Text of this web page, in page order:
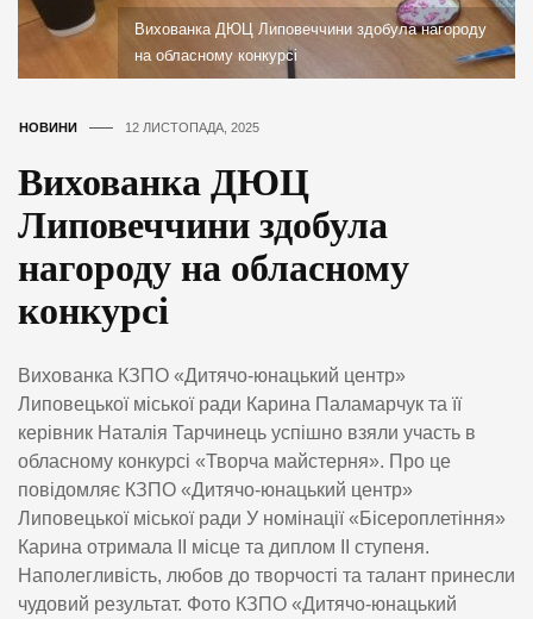
Вихованка ДЮЦ Липовеччини здобула нагороду
на обласному конкурсі
НОВИНИ 12 ЛИСТОПАДА, 2025
Вихованка ДЮЦ
Липовеччини здобула
нагороду на обласному
конкурсі
Вихованка КЗПО «Дитячо-юнацький центр»
Липовецької міської ради Карина Паламарчук та її
керівник Наталія Тарчинець успішно взяли участь в
обласному конкурсі «Творча майстерня». Про це
повідомляє КЗПО «Дитячо-юнацький центр»
Липовецької міської ради У номінації «Бісероплетіння»
Карина отримала ІІ місце та диплом ІІ ступеня.
Наполегливість, любов до творчості та талант принесли
чудовий результат. Фото КЗПО «Дитячо-юнацький